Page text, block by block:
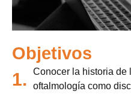
Objetivos
1.
Conocer la historia de
oftalmología como